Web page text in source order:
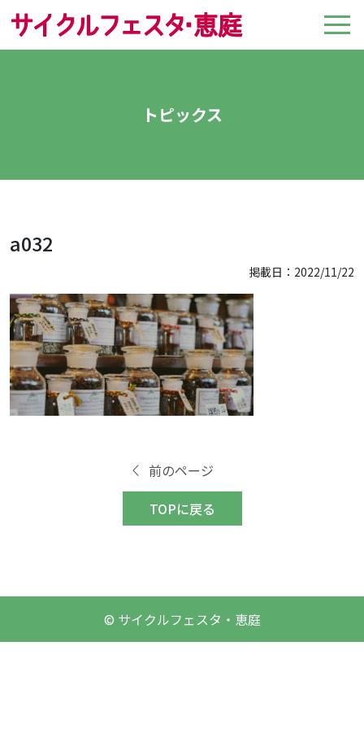
トピックス
a032
掲載日：2022/11/22
前のページ
TOPに戻る
© サイクルフェスタ・恵庭